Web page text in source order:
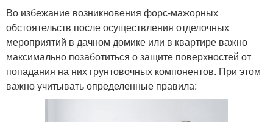
Во избежание возникновения форс-мажорных
обстоятельств после осуществления отделочных
мероприятий в дачном домике или в квартире важно
максимально позаботиться о защите поверхностей от
попадания на них грунтовочных компонентов. При этом
важно учитывать определенные правила: